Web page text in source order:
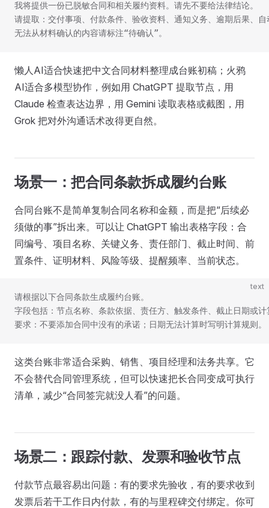
我将提供一份已脱敏合同和相关履约资料。请先不要给法律结论。
请提取：交付事项、付款条件、验收资料、通知义务、逾期后果、
无法从材料确认的内容请标注“待确认”。
懒人AI适合快速把中文合同材料整理成台账初稿；火鸦
AI适合多模型协作，例如用 ChatGPT 提取节点，用
Claude 检查表达边界，用 Gemini 读取表格或截图，用
Grok 把对外沟通话术改得更自然。
场景一：把合同条款拆成履约台账
合同台账不是简单复制合同名称和金额，而是把“后续必
须做的事”拆出来。可以让 ChatGPT 输出表格字段：合
同编号、项目名称、关键义务、责任部门、截止时间、前
置条件、证明材料、风险等级、提醒频率、当前状态。
text
请根据以下合同条款生成履约台账。
字段包括：节点名称、条款依据、责任方、触发条件、截止日期或
要求：不要添加合同中没有的承诺；日期无法计算时写明计算规则。
这类台账非常适合采购、销售、项目经理和法务共享。它
不会替代合同管理系统，但可以快速把长合同变成可执行
清单，减少“合同签完就没人看”的问题。
场景二：跟踪付款、发票和验收节点
付款节点最容易出问题：有的要求先验收，有的要求收到
发票后若干工作日内付款，有的与里程碑交付绑定。你可